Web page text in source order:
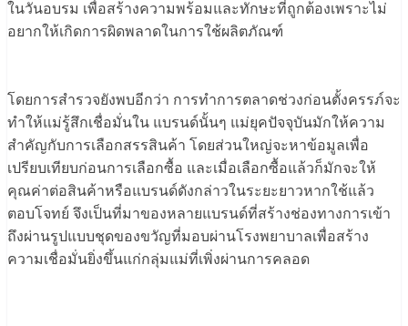
ในวันอบรม เพื่อสร้างความพร้อมและทักษะที่ถูกต้องเพราะไม่
อยากให้เกิดการผิดพลาดในการใช้ผลิตภัณฑ์
โดยการสำรวจยังพบอีกว่า การทำการตลาดช่วงก่อนตั้งครรภ์จะ
ทำให้แม่รู้สึกเชื่อมั่นใน แบรนด์นั้นๆ แม่ยุคปัจจุบันมักให้ความ
สำคัญกับการเลือกสรรสินค้า โดยส่วนใหญ่จะหาข้อมูลเพื่อ
เปรียบเทียบก่อนการเลือกซื้อ และเมื่อเลือกซื้อแล้วก็มักจะให้
คุณค่าต่อสินค้าหรือแบรนด์ดังกล่าวในระยะยาวหากใช้แล้ว
ตอบโจทย์ จึงเป็นที่มาของหลายแบรนด์ที่สร้างช่องทางการเข้า
ถึงผ่านรูปแบบชุดของขวัญที่มอบผ่านโรงพยาบาลเพื่อสร้าง
ความเชื่อมั่นยิ่งขึ้นแก่กลุ่มแม่ที่เพิ่งผ่านการคลอด